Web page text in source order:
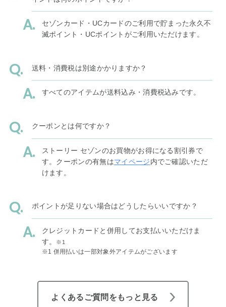
セゾンカード・UCカードのご利用で貯まった永久不
滅ポイント・UCポイントがご利用いただけます。
送料・消費税は別途かかりますか？
すべてのアイテムが送料込み・消費税込みです。
クーポンとは何ですか？
ストーリー セゾンのお買物がお得になる割引券で
す。クーポンの有無はマイページ内でご確認いただ
けます。
ポイントが足りない場合はどうしたらいいですか？
クレジットカードと併用してお支払いいただけま
す。
※1
※1 併用払いは一部対象外アイテムがございます
よくあるご質問をもっと見る